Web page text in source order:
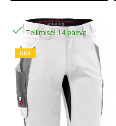
 Tellimisel 14 päeva
UUS